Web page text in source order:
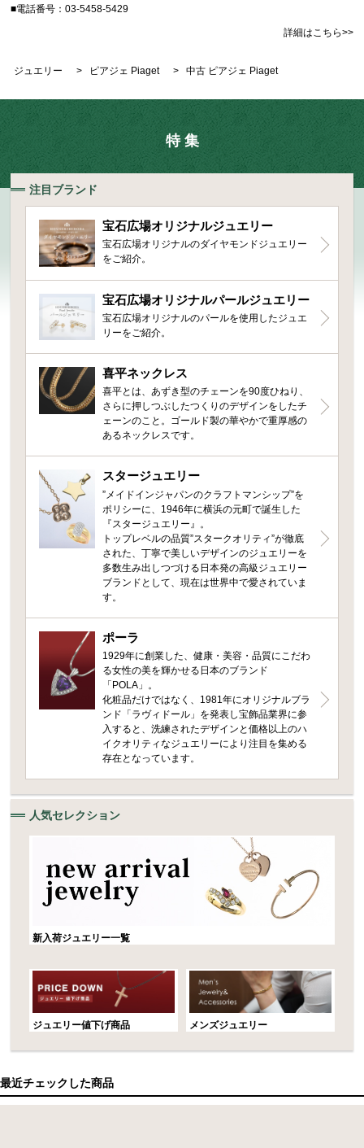
■電話番号：03-5458-5429
詳細はこちら>>
ジュエリー > ピアジェ Piaget > 中古 ピアジェ Piaget
特 集
注目ブランド
宝石広場オリジナルジュエリー
宝石広場オリジナルのダイヤモンドジュエリー
をご紹介。
宝石広場オリジナルパールジュエリー
宝石広場オリジナルのパールを使用したジュエ
リーをご紹介。
喜平ネックレス
喜平とは、あずき型のチェーンを90度ひねり、
さらに押しつぶしたつくりのデザインをしたチ
ェーンのこと。ゴールド製の華やかで重厚感の
あるネックレスです。
スタージュエリー
”メイドインジャパンのクラフトマンシップ”を
ポリシーに、1946年に横浜の元町で誕生した
『スタージュエリー』。
トップレベルの品質”スタークオリティ”が徹底
された、丁寧で美しいデザインのジュエリーを
多数生み出しつづける日本発の高級ジュエリー
ブランドとして、現在は世界中で愛されていま
す。
ポーラ
1929年に創業した、健康・美容・品質にこだわ
る女性の美を輝かせる日本のブランド
「POLA」。
化粧品だけではなく、1981年にオリジナルブラ
ンド「ラヴィドール」を発表し宝飾品業界に参
入すると、洗練されたデザインと価格以上のハ
イクオリティなジュエリーにより注目を集める
存在となっています。
人気セレクション
新入荷ジュエリー一覧
ジュエリー値下げ商品 メンズジュエリー
最近チェックした商品